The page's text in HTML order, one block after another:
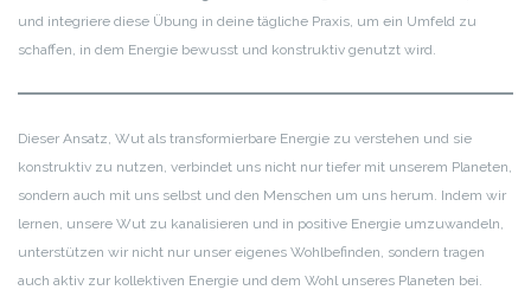
und integriere diese Übung in deine tägliche Praxis, um ein Umfeld zu
schaffen, in dem Energie bewusst und konstruktiv genutzt wird.
Dieser Ansatz, Wut als transformierbare Energie zu verstehen und sie
konstruktiv zu nutzen, verbindet uns nicht nur tiefer mit unserem Planeten,
sondern auch mit uns selbst und den Menschen um uns herum. Indem wir
lernen, unsere Wut zu kanalisieren und in positive Energie umzuwandeln,
unterstützen wir nicht nur unser eigenes Wohlbefinden, sondern tragen
auch aktiv zur kollektiven Energie und dem Wohl unseres Planeten bei.